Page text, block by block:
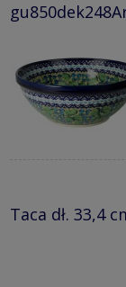
Taca dł. 33,4